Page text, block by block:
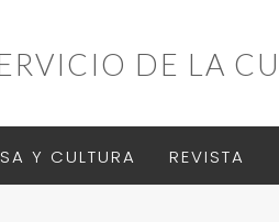
DE LA
Y CULTURA REVISTA